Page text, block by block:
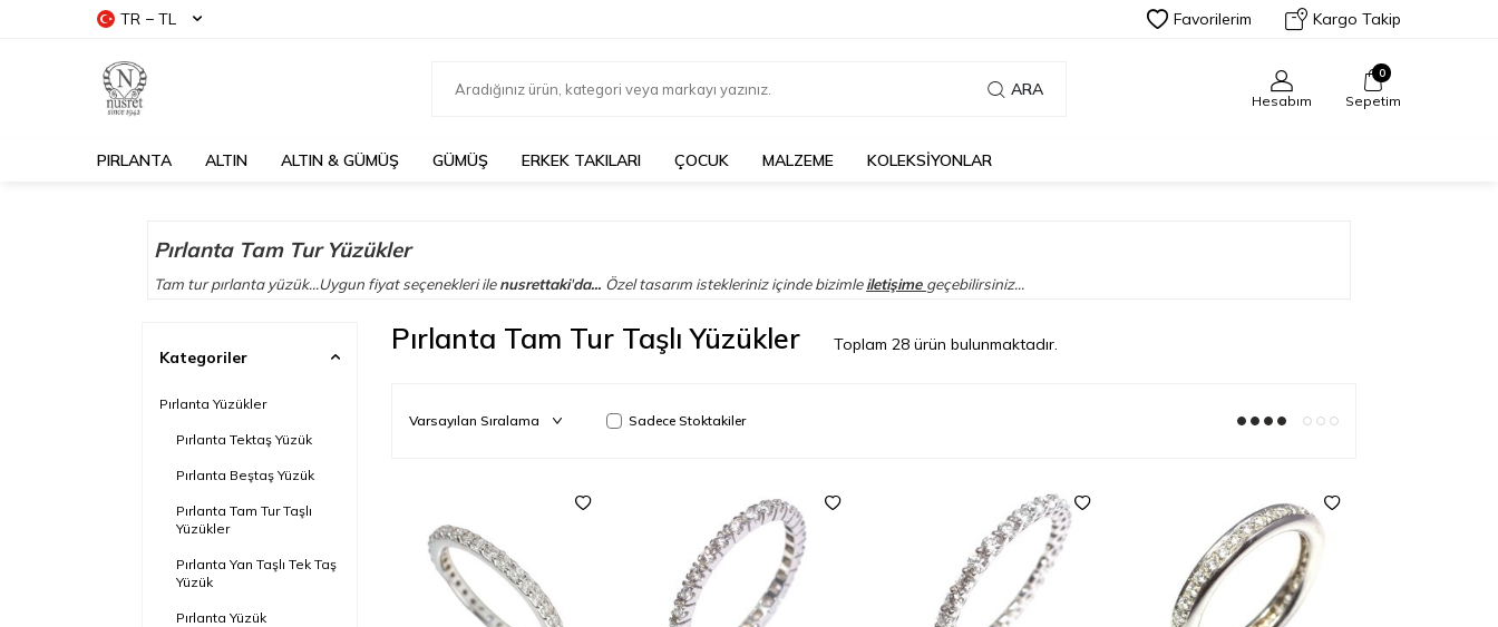
TR − TL Favorilerim Kargo Takip
ARA
Hesabım
0
Sepetim
PIRLANTA ALTIN ALTIN & GÜMÜŞ GÜMÜŞ ERKEK TAKILARI ÇOCUK MALZEME KOLEKSİYONLAR
Pırlanta Tam Tur Yüzükler
Tam tur pırlanta yüzük...Uygun fiyat seçenekleri ilenusrettaki'da... Özel tasarım istekleriniz içinde bizimleiletişime geçebilirsiniz...
Kategoriler
Pırlanta Yüzükler
Pırlanta Tektaş Yüzük
Pırlanta Beştaş Yüzük
Pırlanta Tam Tur Taşlı
Yüzükler
Pırlanta Yan Taşlı Tek Taş
Yüzük
Pırlanta Yüzük
Pırlanta Tam Tur Taşlı Yüzükler Toplam 28 ürün bulunmaktadır.
Sadece Stoktakiler